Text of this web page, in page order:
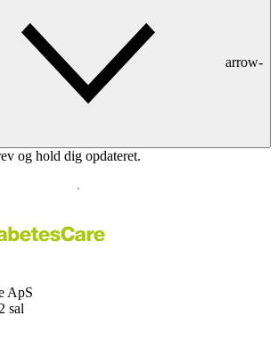
arrow-
og hold dig opdateret.
ApS
sal